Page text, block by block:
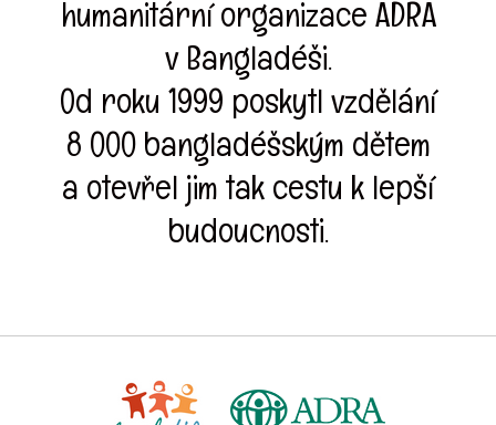
humanitární organizace ADRA
v Bangladéši.
Od roku 1999 poskytl vzdělání
8 000 bangladéšským dětem
a otevřel jim tak cestu k lepší
budoucnosti.